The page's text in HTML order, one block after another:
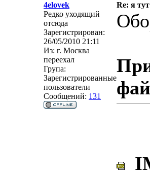
4elovek
Re: я
Редко уходящий
отсюда
Зарегистрирован:
26/05/2010 21:11
Из: г. Москва
переехал
Група:
Зарегистрированные
пользователи
Сообщений: 131